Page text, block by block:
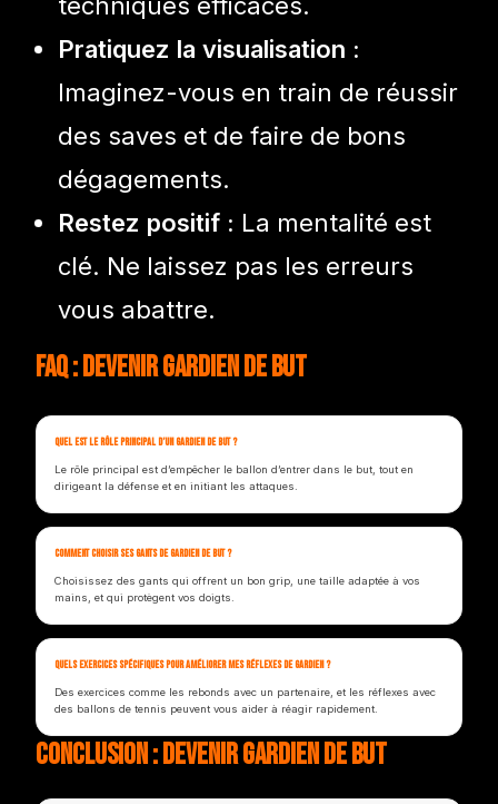
Pratiquez la visualisation :
Imaginez-vous en train de réussir
des saves et de faire de bons
dégagements.
Restez positif : La mentalité est
clé. Ne laissez pas les erreurs
vous abattre.
FAQ : devenir gardien de but
Quel est le rôle principal d’un gardien de but ?
Le rôle principal est d’empêcher le ballon d’entrer dans le but, tout en
dirigeant la défense et en initiant les attaques.
Comment choisir ses gants de gardien de but ?
Choisissez des gants qui offrent un bon grip, une taille adaptée à vos
mains, et qui protègent vos doigts.
Quels exercices spécifiques pour améliorer mes réflexes de gardien ?
Des exercices comme les rebonds avec un partenaire, et les réflexes avec
des ballons de tennis peuvent vous aider à réagir rapidement.
Conclusion : devenir gardien de but